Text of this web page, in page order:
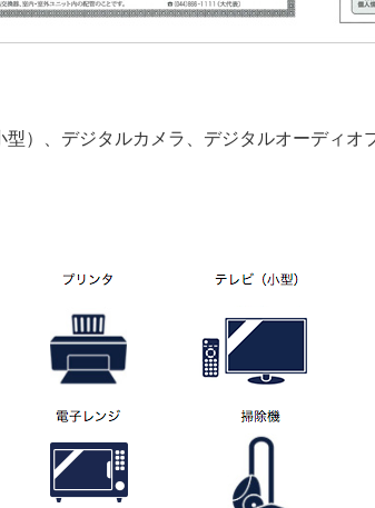
）、デジタルカメラ、デジタルオーディ